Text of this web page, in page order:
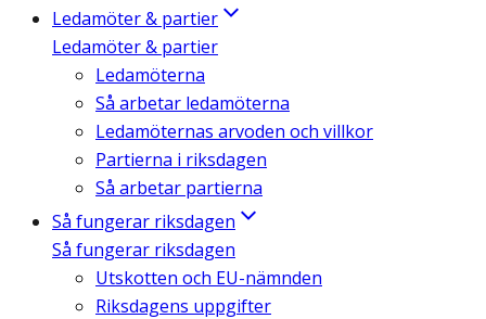
Ledamöter & partier
Ledamöter & partier
Ledamöterna
Så arbetar ledamöterna
Ledamöternas arvoden och villkor
Partierna i riksdagen
Så arbetar partierna
Så fungerar riksdagen
Så fungerar riksdagen
Utskotten och EU-nämnden
Riksdagens uppgifter